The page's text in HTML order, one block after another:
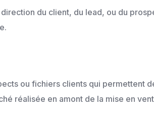
du client, du lead, ou du
ou fichiers clients qui permettent
réalisée en amont de la mise en